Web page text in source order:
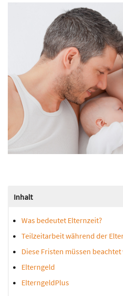
Inhalt
Was bedeutet Elternzeit?
Teilzeitarbeit während der
Diese Fristen müssen
Elterngeld
ElterngeldPlus